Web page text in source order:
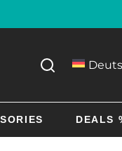
DEALS